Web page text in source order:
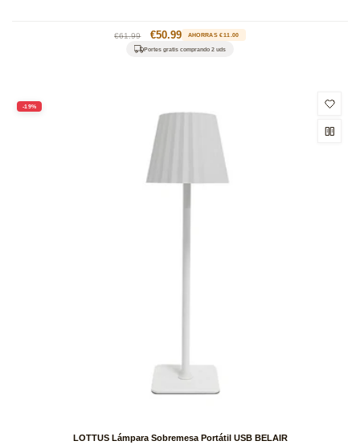
Precio
habitual
€61.99
Precio
de
€50.99 AHORRAS €11.00
Portes gratis comprando 2 uds
-19%
LOTTUS Lámpara Sobremesa Portátil USB BELAIR